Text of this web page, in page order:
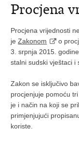
Procjena
Procjena vrijednosti
jeZakonom
o
3. srpnja 2015.
stalni sudski vještaci i
Zakon se isključivo
procjenjuje pomoću
je i način na koji se
primjenjujući
koriste.